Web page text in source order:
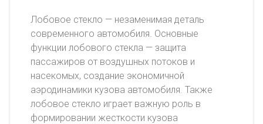
Лобовое стекло — незаменимая деталь
современного автомобиля. Основные
функции лобового стекла — защита
пассажиров от воздушных потоков и
насекомых, создание экономичной
аэродинамики кузова автомобиля. Также
лобовое стекло играет важную роль в
формировании жесткости кузова